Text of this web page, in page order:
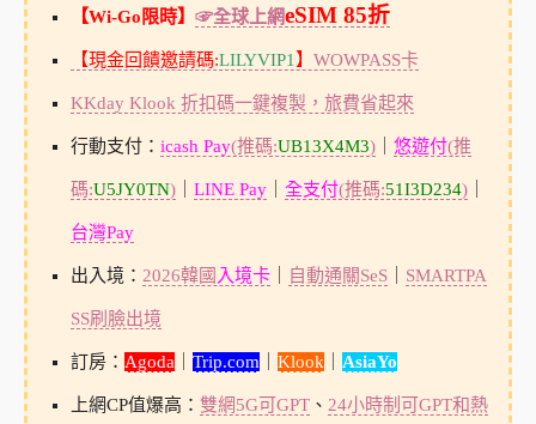
【Wi-Go限時】 ☞全球上網eSIM 85折
【現金回饋邀請碼:LILYVIP1 】 WOWPASS卡
KKday Klook 折扣碼一鍵複製，旅費省起來
行動支付： icash Pay(推碼:UB13X4M3)｜ 悠遊付(推
碼:U5JY0TN)｜ LINE Pay｜ 全支付(推碼:51I3D234)｜
台灣Pay
出入境： 2026韓國 入境卡｜ 自動通關SeS｜ SMARTPA
SS刷臉出境
訂房： Agoda Trip.com Klook AsiaYo
上網CP值爆高： 雙網5G可GPT、 24小時制可GPT和熱